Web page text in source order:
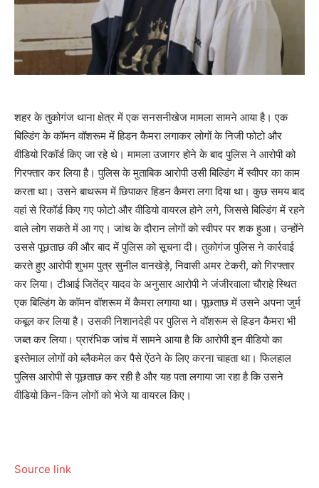
शहर के तुकोगंज थाना क्षेत्र में एक सनसनीखेज मामला सामने आया है। एक
बिल्डिंग के कॉमन वॉशरूम में हिडन कैमरा लगाकर लोगों के निजी फोटो और
वीडियो रिकॉर्ड किए जा रहे थे। मामला उजागर होने के बाद पुलिस ने आरोपी को
गिरफ्तार कर लिया है। पुलिस के मुताबिक आरोपी उसी बिल्डिंग में स्वीपर का काम
करता था। उसने बाथरूम में छिपाकर हिडन कैमरा लगा दिया था। कुछ समय बाद
वहां से रिकॉर्ड किए गए फोटो और वीडियो वायरल होने लगे, जिससे बिल्डिंग में रहने
वाले लोग सकते में आ गए। जांच के दौरान लोगों को स्वीपर पर शक हुआ। उन्होंने
उससे पूछताछ की और बाद में पुलिस को सूचना दी। तुकोगंज पुलिस ने कार्रवाई
करते हुए आरोपी शुभम पुत्र सुनील वानखेड़े, निवासी अमर टेकरी, को गिरफ्तार
कर लिया। टीआई जितेंद्र यादव के अनुसार आरोपी ने जंजीरवाला चौराहे स्थित
एक बिल्डिंग के कॉमन वॉशरूम में कैमरा लगाया था। पूछताछ में उसने अपना जुर्म
कबूल कर लिया है। उसकी निशानदेही पर पुलिस ने वॉशरूम से हिडन कैमरा भी
जब्त कर लिया। प्रारंभिक जांच में सामने आया है कि आरोपी इन वीडियो का
इस्तेमाल लोगों को ब्लैकमेल कर पैसे ऐंठने के लिए करना चाहता था। फिलहाल
पुलिस आरोपी से पूछताछ कर रही है और यह पता लगाया जा रहा है कि उसने
वीडियो किन-किन लोगों को भेजे या वायरल किए।
Source link